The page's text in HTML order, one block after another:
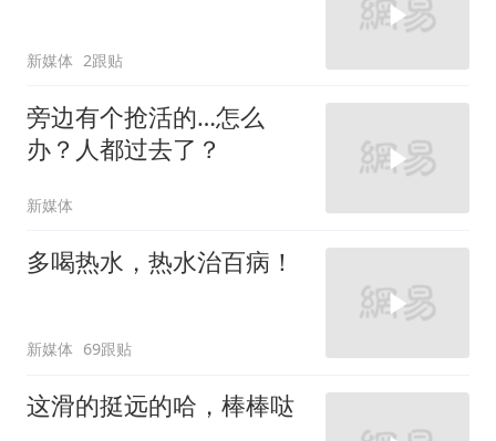
新媒体 2跟贴
旁边有个抢活的…怎么
办？人都过去了？
新媒体
多喝热水，热水治百病！
新媒体 69跟贴
这滑的挺远的哈，棒棒哒